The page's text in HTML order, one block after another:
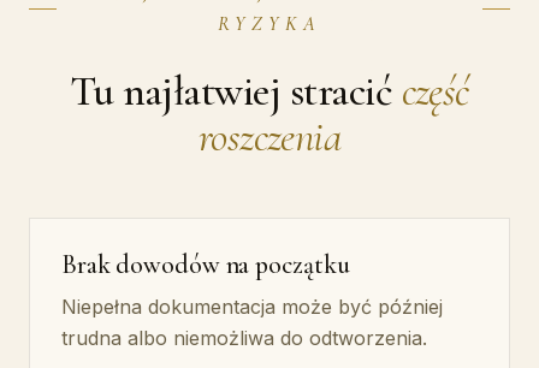
RYZYKA
Tu najłatwiej stracić część
roszczenia
Brak dowodów na początku
Niepełna dokumentacja może być później
trudna albo niemożliwa do odtworzenia.